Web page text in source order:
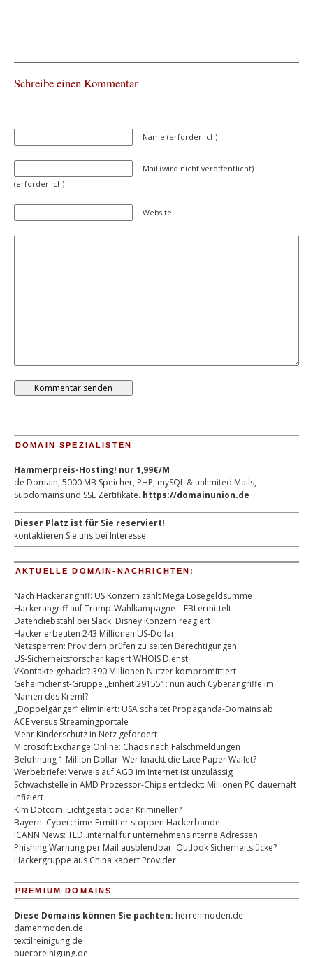
Schreibe einen Kommentar
Name (erforderlich)
Mail (wird nicht veröffentlicht)
(erforderlich)
Website
DOMAIN SPEZIALISTEN
Hammerpreis-Hosting! nur 1,99€/M
de Domain, 5000 MB Speicher, PHP, mySQL & unlimited Mails,
Subdomains und SSL Zertifikate. https://domainunion.de
Dieser Platz ist für Sie reserviert!
kontaktieren Sie uns bei Interesse
AKTUELLE DOMAIN-NACHRICHTEN:
Nach Hackerangriff: US Konzern zahlt Mega Lösegeldsumme
Hackerangriff auf Trump-Wahlkampagne – FBI ermittelt
Datendiebstahl bei Slack: Disney Konzern reagiert
Hacker erbeuten 243 Millionen US-Dollar
Netzsperren: Providern prüfen zu selten Berechtigungen
US-Sicherheitsforscher kapert WHOIS Dienst
VKontakte gehackt? 390 Millionen Nutzer kompromittiert
Geheimdienst-Gruppe „Einheit 29155“ : nun auch Cyberangriffe im
Namen des Kreml?
„Doppelgänger“ eliminiert: USA schaltet Propaganda-Domains ab
ACE versus Streamingportale
Mehr Kinderschutz in Netz gefordert
Microsoft Exchange Online: Chaos nach Falschmeldungen
Belohnung 1 Million Dollar: Wer knackt die Lace Paper Wallet?
Werbebriefe: Verweis auf AGB im Internet ist unzulässig
Schwachstelle in AMD Prozessor-Chips entdeckt: Millionen PC dauerhaft
infiziert
Kim Dotcom: Lichtgestalt oder Krimineller?
Bayern: Cybercrime-Ermittler stoppen Hackerbande
ICANN News: TLD .internal für unternehmensinterne Adressen
Phishing Warnung per Mail ausblendbar: Outlook Sicherheitslücke?
Hackergruppe aus China kapert Provider
PREMIUM DOMAINS
Diese Domains können Sie pachten: herrenmoden.de
damenmoden.de
textilreinigung.de
bueroreinigung.de